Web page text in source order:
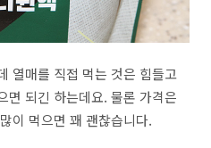
열매를 직접 먹는 것은 힘들고
면 되긴 하는데요. 물론 가격은
이 먹으면 꽤 괜찮습니다.